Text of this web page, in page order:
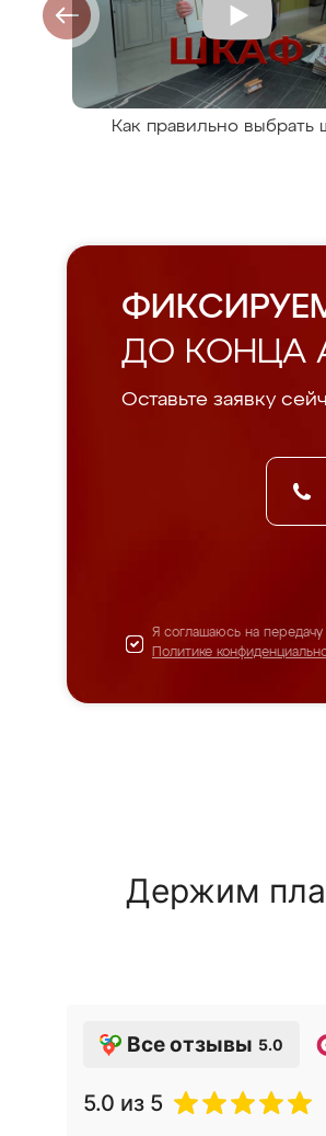
Как правильно выбрать
ДО КОНЦА
Оставьте заявку
Я соглашаюсь на
Политике
Держим
Все отзывы 5.0
5.0 из 5